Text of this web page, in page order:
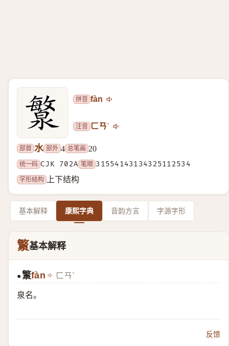
拼音 fàn
注音 ㄈㄢˋ
部首 水 部外 4 总笔画 20
统一码 CJK 702A 笔顺 31554143134325112534
字形结构
上下结构
基本解释 康熙字典 音韵方言 字源字形
瀪基本解释
●瀪fàn ㄈㄢˋ
泉名。
反馈